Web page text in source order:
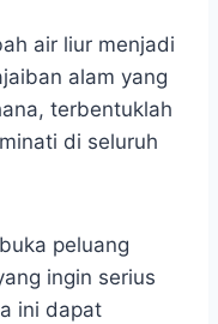
air liur menjadi
alam yang
terbentuklah
di seluruh
peluang
ingin serius
ini dapat